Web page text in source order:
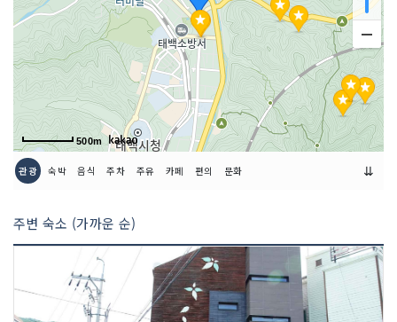
500m
관광 숙박 음식 주차 주유 카페 편의 문화 ⇊
주변 숙소 (가까운 순)